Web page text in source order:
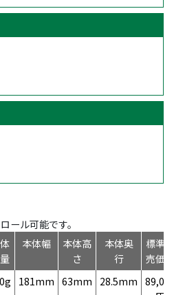
ール可能です。
本体幅
本体高
さ
本体奥
行
標準小
売価格
181mm 63mm 28.5mm